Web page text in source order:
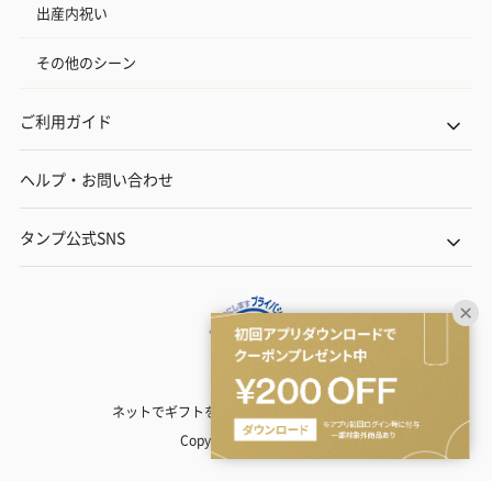
出産内祝い
その他のシーン
ご利用ガイド
ヘルプ・お問い合わせ
タンプ公式SNS
ネットでギフトを贈るなら | TANP（タンプ）
Copyright© TANP Inc.